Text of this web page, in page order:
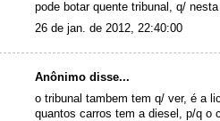
pode botar quente tribunal, q/
26 de jan. de 2012, 22:40:00
Anônimo disse...
o tribunal tambem tem q/ ver, é a
quantos carros tem a diesel, p/q o